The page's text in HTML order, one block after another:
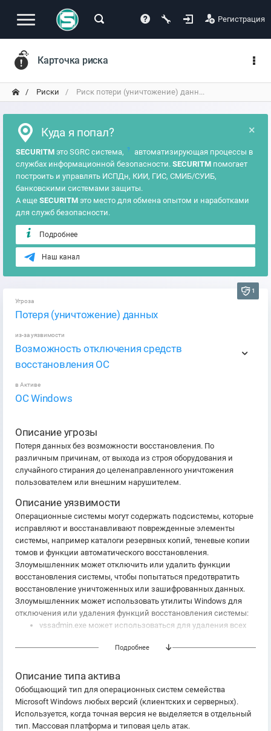
Регистрация
Карточка риска
Риски Риск потери (уничтожение) данн...
×
Куда я попал?
SECURITM это SGRC система, ?
автоматизирующая процессы в
службах информационной безопасности. SECURITM помогает
построить и управлять ИСПДн, КИИ, ГИС, СМИБ/СУИБ,
банковскими системами защиты.
А еще SECURITM это место для обмена опытом и наработками
для служб безопасности.
Подробнее
Наш канал
1
Угроза
Потеря (уничтожение) данных
из-за уязвимости
Возможность отключения средств
восстановления ОС
в Активе
ОС Windows
Описание угрозы
Потеря данных без возможности восстановления. По
различным причинам, от выхода из строя оборудования и
случайного стирания до целенаправленного уничтожения
пользователем или внешним нарушителем.
Описание уязвимости
Операционные системы могут содержать подсистемы, которые
исправляют и восстанавливают поврежденные элементы
системы, например каталоги резервных копий, теневые копии
томов и функции автоматического восстановления.
Злоумышленник может отключить или удалить функции
восстановления системы, чтобы попытаться предотвратить
восстановление уничтоженных или зашифрованных данных.
Злоумышленник может использовать утилиты Windows для
отключения или удаления функций восстановления системы:
vssadmin.exe может использоваться для удаления всех
shadows /all /quiet
копий томов -wmic shadowcopy delete
wbadmin.exe может использоваться для удаления
каталога резервных копий Windows -wbadmin.exe delete
catalog -quiet
bcdedit.exe может использоваться для отключения
Подробнее
Описание типа актива
Обобщающий тип для операционных систем семейства
Microsoft Windows любых версий (клиентских и серверных).
Используется, когда точная версия не выделяется в отдельный
тип. Массовая платформа и типовая цель атак.